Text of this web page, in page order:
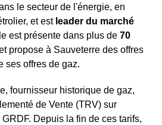
le secteur de l'énergie, en
et est leader du marché
est présente dans plus de 70
propose à Sauveterre des offres
ses offres de gaz.
fournisseur historique de gaz,
de Vente (TRV) sur
Depuis la fin de ces tarifs,